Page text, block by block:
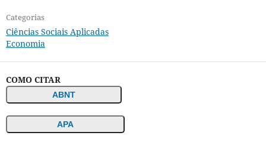
Categorias
Ciências Sociais Aplicadas
Economia
COMO CITAR
ABNT
APA